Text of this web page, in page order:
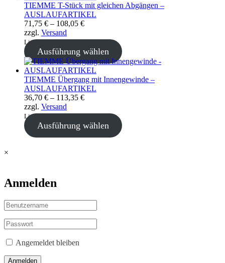
TIEMME T-Stück mit gleichen Abgängen –
AUSLAUFARTIKEL
71,75 € – 108,05 €Preisspanne:
bis
108,05 €
zzgl. Versand
Lieferzeit: sofort lieferbar
Ausführung wählen
TIEMME Übergang mit Innengewinde –
AUSLAUFARTIKEL
36,70 € – 113,35 €Preisspanne:
bis
113,35 €
zzgl. Versand
Lieferzeit: sofort lieferbar
Ausführung wählen
×
Anmelden
Angemeldet bleiben
Anmelden